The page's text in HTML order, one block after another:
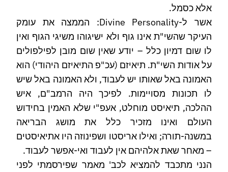
אלא כסמל.
אשר ל-Divine Personality: הממצה את עומק
העיקר שהשי"ת אינו גוף ולא ישיגוהו משיגי הגוף ואין
לו שום דמיון כלל – יודע שאין שום מובן לפילפולים
על אודות השי"ת. תיאיזם (עכ"פ התיאיזם היהודי) הוא
האמונה באל שאותו יש לעבוד, ולא האמונה באל שיש
לו תכונות מסויימות. לפיכך היה הרמב"ם, איש
ההלכה, תיאיסט מוחלט, אעפ"י שלא האמין בחידוש
העולם ואינו מזכיר כלל את מושג הבריאה
במשנה-תורה; ואילו אריסטו ושפינוזה היו אתיאיסטים
– מאחר שאת אלהיהם אין לעבוד ואי-אפשר לעבוד.
הנני מתכבד להמציא לכב' מאמר שפירסמתי לפני